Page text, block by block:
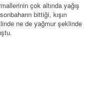
çok altında yağış
bittiği, kışın
ne de yağmur şeklinde